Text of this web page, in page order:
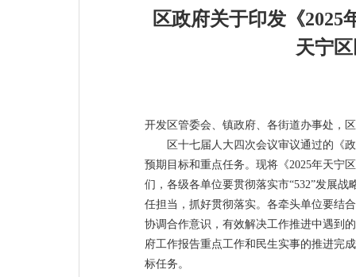
区政府关于印发《2025
天宁
开发区管委会、镇政府、各街道办事处，
区十七届人大四次会议审议通过的《
预期目标和重点任务。现将《2025年天宁
们，各级各单位要贯彻落实市“532”发展
任担当，抓好贯彻落实。各牵头单位要结
协调合作意识，有效解决工作推进中遇到
府工作报告重点工作和民生实事的推进完
标任务。